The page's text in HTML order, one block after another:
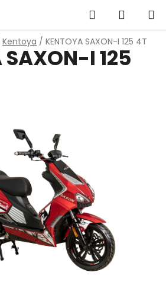
Hledat
KOŠÍK
Kentoya / KENTOYA SAXON-I 125 4T
SAXON-I 125